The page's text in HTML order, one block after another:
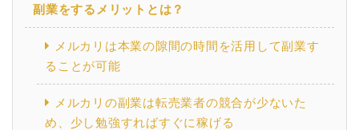
副業をするメリットとは？
メルカリは本業の隙間の時間を活用して副業す
ることが可能
メルカリの副業は転売業者の競合が少ないた
め、少し勉強すればすぐに稼げる